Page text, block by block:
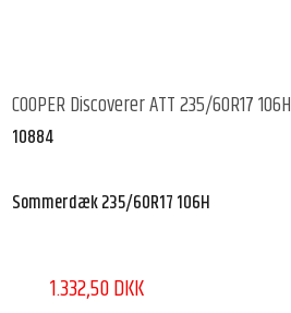
COOPER Discoverer ATT 235/60R17 106H
10884
Sommerdæk 235/60R17 106H
1.332,50 DKK